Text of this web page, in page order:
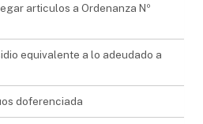
articulos a Ordenanza Nº
equivalente a lo adeudado a
doferenciada